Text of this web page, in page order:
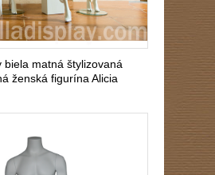
biela matná štylizovaná
ženská figurína Alicia